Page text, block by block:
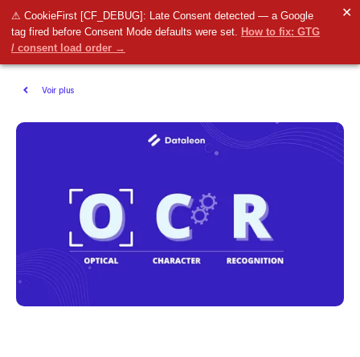
⚠ CookieFirst [CF_DEBUG]: Late Consent detected — a Google
tag fired before Consent Mode defaults were set. How to fix: GTG
/ consent load order →
✕
Voir plus